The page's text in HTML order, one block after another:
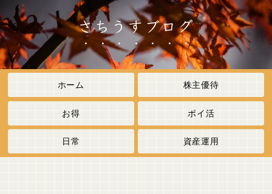
さちうすブログ
ホーム 株主優待
お得 ポイ活
日常 資産運用